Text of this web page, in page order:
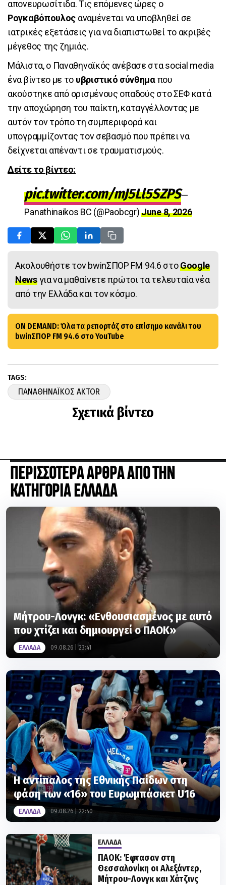
απονευρωσίτιδα. Τις επόμενες ώρες ο
Ρογκαβόπουλος αναμένεται να υποβληθεί σε
ιατρικές εξετάσεις για να διαπιστωθεί το ακριβές
μέγεθος της ζημιάς.
Μάλιστα, ο Παναθηναϊκός ανέβασε στα social media
ένα βίντεο με το υβριστικό σύνθημαπου
ακούστηκε από ορισμένους οπαδούς στο ΣΕΦ κατά
την αποχώρηση του παίκτη, καταγγέλλοντας με
αυτόν τον τρόπο τη συμπεριφορά και
υπογραμμίζοντας τον σεβασμό που πρέπει να
δείχνεται απέναντι σε τραυματισμούς.
Δείτε το βίντεο:
pic.twitter.com/mJ5Ll5SZPS—
Panathinaikos BC (@Paobcgr)June 8, 2026
Ακολουθήστε τον bwinΣΠΟΡ FM 94.6 στοGoogle
Newsγια να μαθαίνετε πρώτοι τα τελευταία νέα
από την Ελλάδα και τον κόσμο.
ON DEMAND: Όλα τα ρεπορτάζ στο επίσημο κανάλι του
bwinΣΠΟΡ FM 94.6 στο YouTube
TAGS:
ΠΑΝΑΘΗΝΑΪΚΟΣ AKTOR
Σχετικά βίντεο
ΠΕΡΙΣΣΟΤΕΡΑ ΑΡΘΡΑ ΑΠΟ ΤΗΝ
ΚΑΤΗΓΟΡΙΑ ΕΛΛΑΔΑ
Μήτρου-Λονγκ: «Ενθουσιασμένος με αυτό
που χτίζει και δημιουργεί ο ΠΑΟΚ»
ΕΛΛΑΔΑ 09.08.26 | 23:41
Η αντίπαλος της Εθνικής Παίδων στη
φάση των «16» του Ευρωμπάσκετ U16
ΕΛΛΑΔΑ 09.08.26 | 22:40
ΕΛΛΑΔΑ
ΠΑΟΚ: Έφτασαν στη
Θεσσαλονίκη οι Αλεξάντερ,
Μήτρου-Λονγκ και Χάτζινς